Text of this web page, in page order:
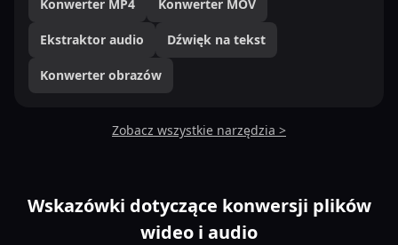
Konwerter MP4 Konwerter MOV
Ekstraktor audio Dźwięk na tekst
Konwerter obrazów
Zobacz wszystkie narzędzia >
Wskazówki dotyczące konwersji plików
wideo i audio